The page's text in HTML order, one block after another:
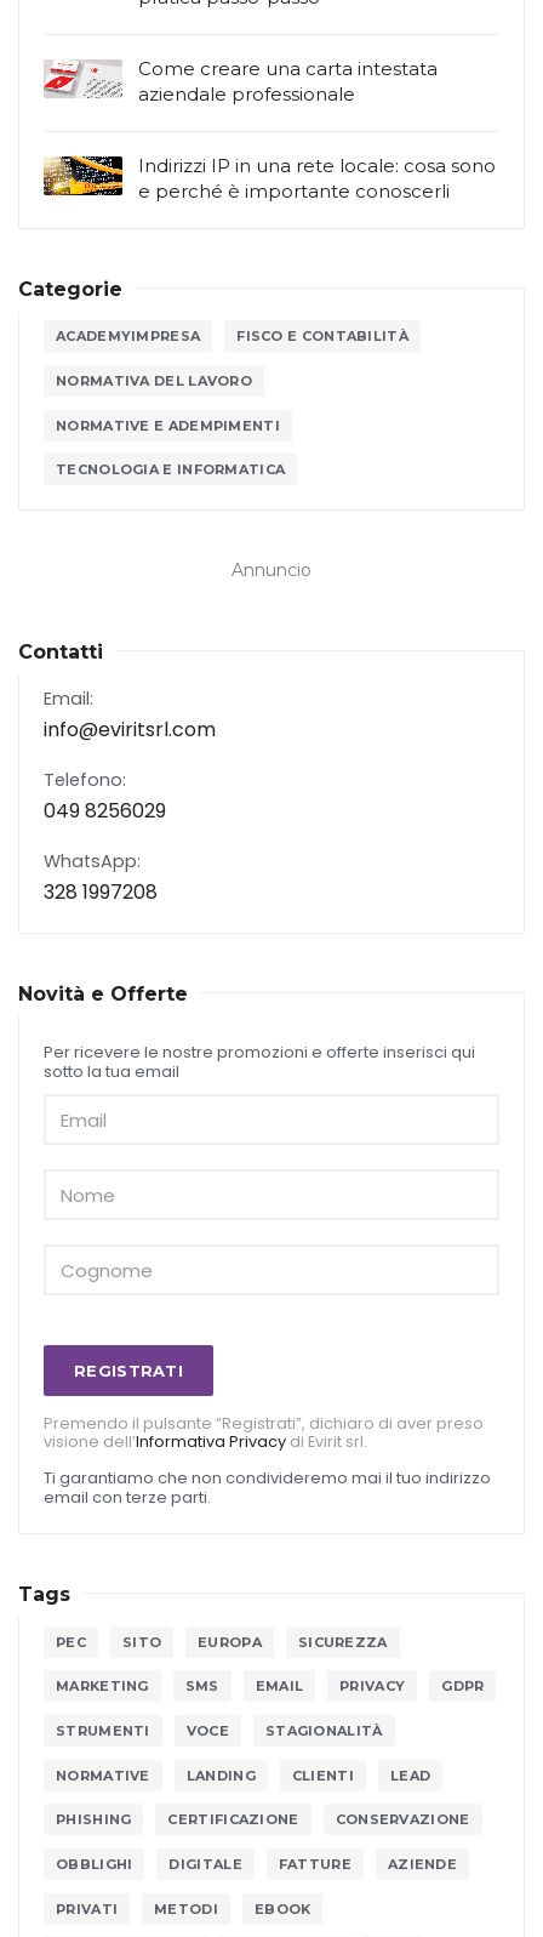
Come creare una carta intestata
aziendale professionale
Indirizzi IP in una rete locale: cosa sono
e perché è importante conoscerli
Categorie
ACADEMYIMPRESA FISCO E CONTABILITÀ
NORMATIVA DEL LAVORO
NORMATIVE E ADEMPIMENTI
TECNOLOGIA E INFORMATICA
Annuncio
Contatti
Email:
info@eviritsrl.com
Telefono:
049 8256029
WhatsApp:
328 1997208
Novità e Offerte
Per ricevere le nostre promozioni e offerte inserisci qui
sotto la tua email
REGISTRATI
Premendo il pulsante “Registrati”, dichiaro di aver preso
visione dell’Informativa Privacy di Evirit srl.
Ti garantiamo che non condivideremo mai il tuo indirizzo
email con terze parti.
Tags
PEC SITO EUROPA SICUREZZA
MARKETING SMS EMAIL PRIVACY GDPR
STRUMENTI VOCE STAGIONALITÀ
NORMATIVE LANDING CLIENTI LEAD
PHISHING CERTIFICAZIONE CONSERVAZIONE
OBBLIGHI DIGITALE FATTURE AZIENDE
PRIVATI METODI EBOOK